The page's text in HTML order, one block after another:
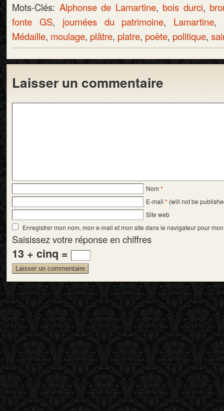
Mots-Clés: Alphonse de Lamartine, bois durci,
fonte GS, journées du patrimoine, Lamartine,
Médaille, moulage, plâtre, platre, poète, politique,
Laisser un commentaire
Nom *
E-mail * (will not be
Site web
Enregistrer mon nom, mon e-mail et mon site dans le navigateur pour
Saisissez votre réponse en chiffres
13 + cinq =